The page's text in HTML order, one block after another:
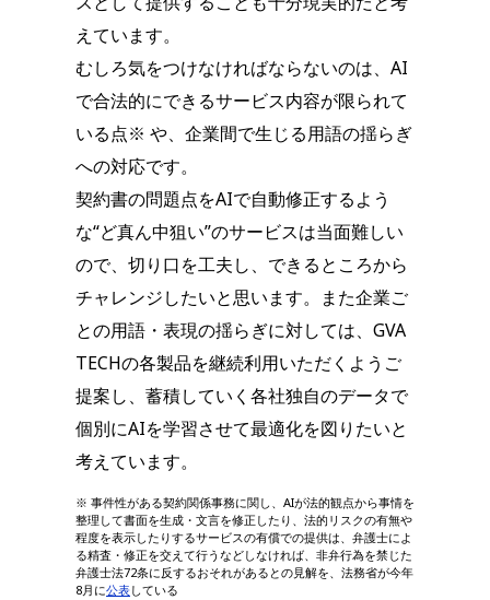
えています。
むしろ気をつけなければならないのは、AI
で合法的にできるサービス内容が限られて
いる点※ や、企業間で生じる用語の揺らぎ
への対応です。
契約書の問題点をAIで自動修正するよう
な“ど真ん中狙い”のサービスは当面難しい
ので、切り口を工夫し、できるところから
チャレンジしたいと思います。また企業ご
との用語・表現の揺らぎに対しては、GVA
TECHの各製品を継続利用いただくようご
提案し、蓄積していく各社独自のデータで
個別にAIを学習させて最適化を図りたいと
考えています。
※ 事件性がある契約関係事務に関し、AIが法的観点から事情を
整理して書面を生成・文言を修正したり、法的リスクの有無や
程度を表示したりするサービスの有償での提供は、弁護士によ
る精査・修正を交えて行うなどしなければ、非弁行為を禁じた
弁護士法72条に反するおそれがあるとの見解を、法務省が今年
8月に公表している